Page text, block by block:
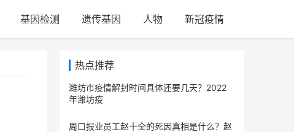
基因检测 遗传基因 人物 新冠疫情
热点推荐
潍坊市疫情解封时间具体还要几天？2022
年潍坊疫
周口报业员工赵十全的死因真相是什么？赵